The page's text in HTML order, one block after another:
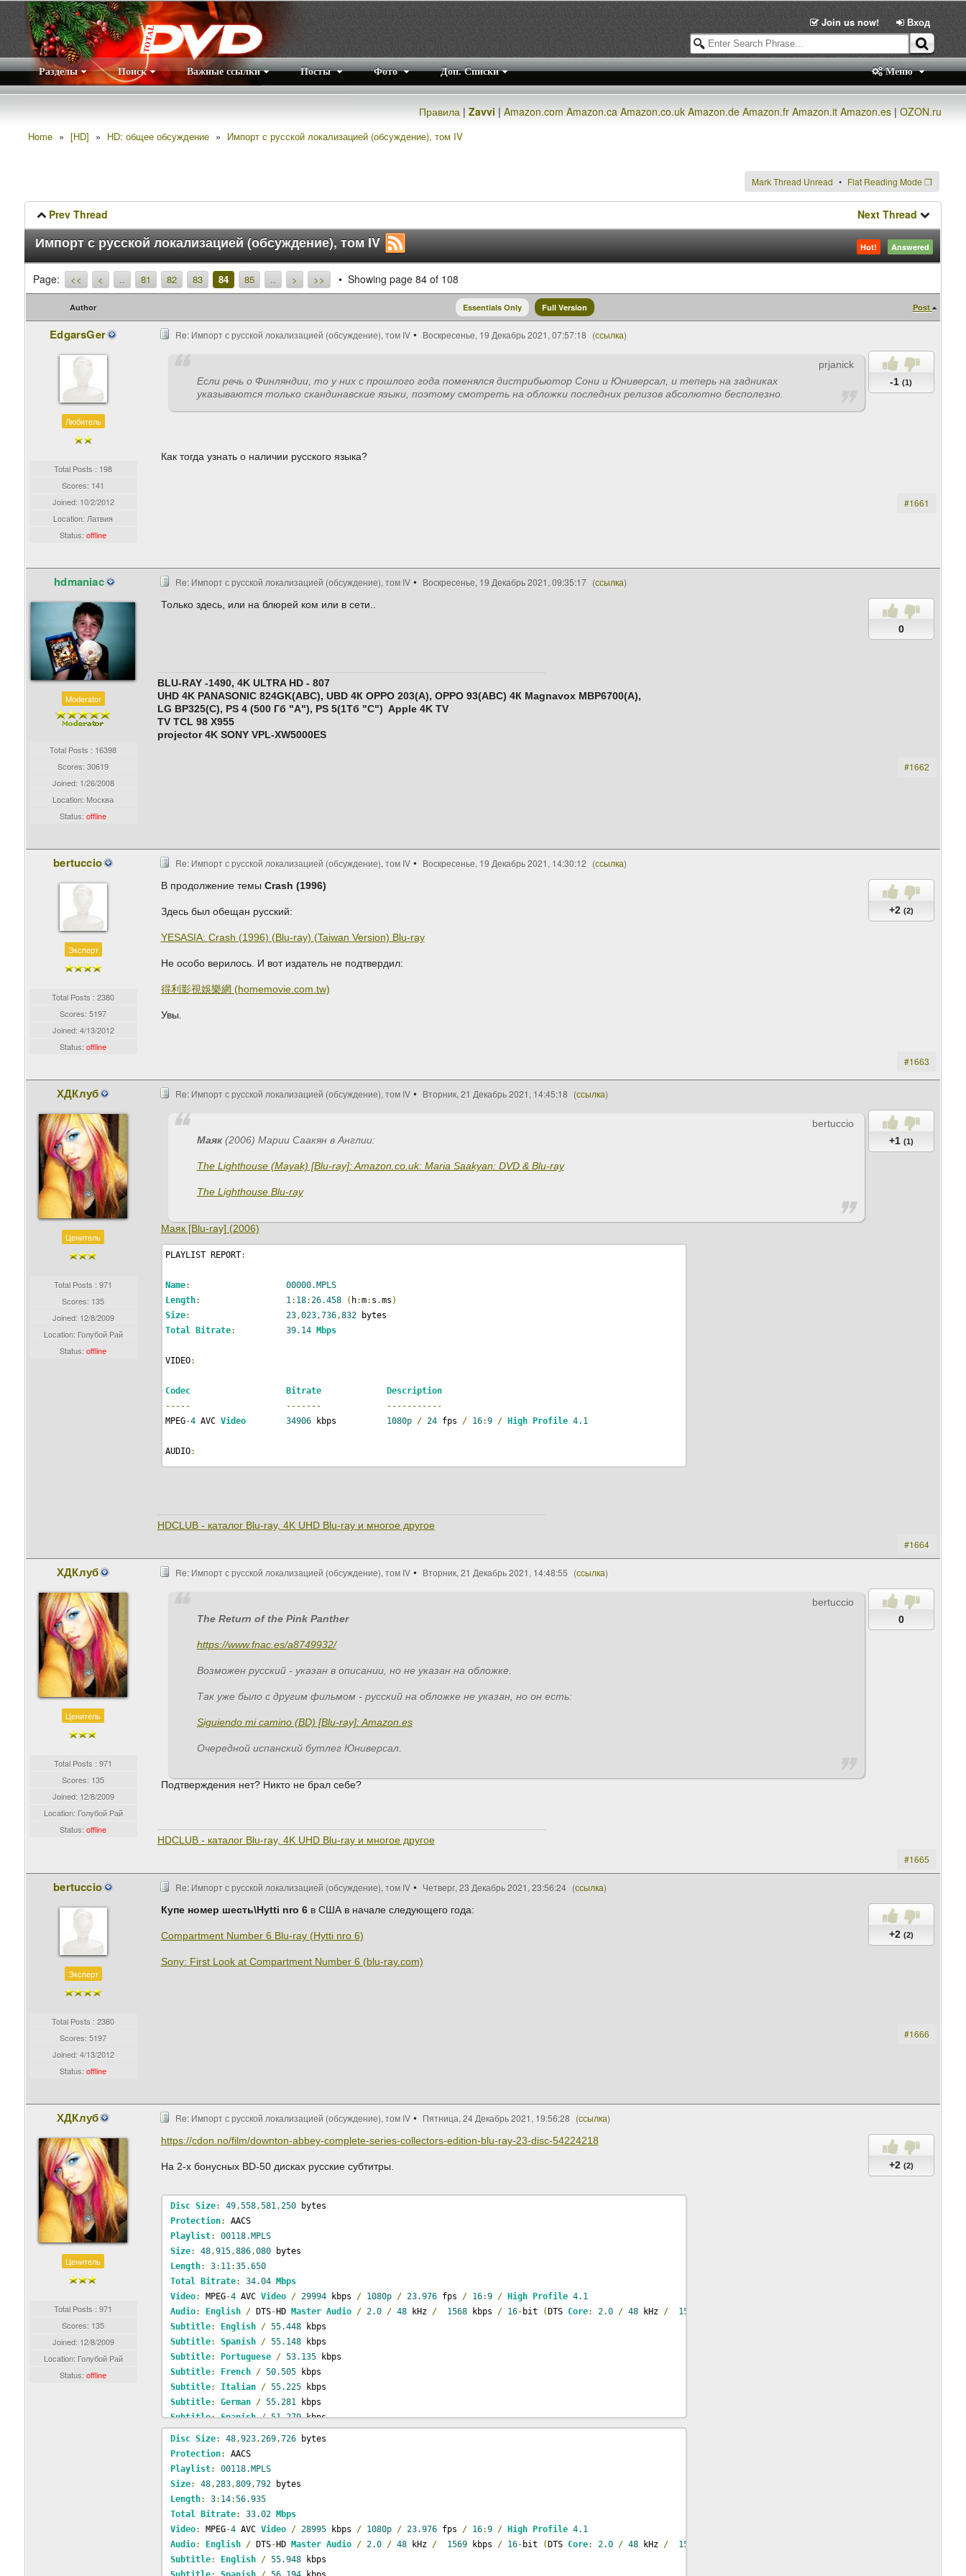
Join us now! Вход
Разделы Поиск Важные ссылки Посты Фото Доп. Списки Меню
Правила |Zavvi |Amazon.com Amazon.ca Amazon.co.uk Amazon.de Amazon.fr Amazon.it Amazon.es |OZON.ru
Home » [HD] » HD: общее обсуждение » Импорт с русской локализацией (обсуждение), том IV
Mark Thread Unread Flat Reading Mode❐
Prev Thread Next Thread
Answered
Hot!
Импорт с русской локализацией (обсуждение), том IV
Page: << < .. 81 82 83 84 85 .. > >> Showing page 84 of 108
Author Post
Essentials Only Full Version
EdgarsGer
Любитель
Total Posts : 198
Scores: 141
Joined: 10/2/2012
Location: Латвия
Status:offline
Re: Импорт с русской локализацией (обсуждение), том IV Воскресенье, 19 Декабрь 2021, 07:57:18 (ссылка)
-1(1)
prjanick
Если речь о Финляндии, то у них с прошлого года поменялся дистрибьютор Сони и Юниверсал, и теперь на задниках
указываются только скандинавские языки, поэтому смотреть на обложки последних релизов абсолютно бесполезно.
Как тогда узнать о наличии русского языка?
#1661
hdmaniac
Moderator
Total Posts : 16398
Scores: 30619
Joined: 1/26/2008
Location: Москва
Status:offline
Re: Импорт с русской локализацией (обсуждение), том IV Воскресенье, 19 Декабрь 2021, 09:35:17 (ссылка)
0
Только здесь, или на блюрей ком или в сети..
BLU-RAY -1490, 4K ULTRA HD - 807
UHD 4K PANASONIC 824GK(ABC), UBD 4К OPPO 203(A), ОPPO 93(ABC) 4К Magnavox MBP6700(А),
LG BP325(C), PS 4 (500 Гб "A"), PS 5(1Тб "С") Apple 4K TV
TV TCL 98 X955
projector 4K SONY VPL-XW5000ES
#1662
bertuccio
Эксперт
Total Posts : 2380
Scores: 5197
Joined: 4/13/2012
Status:offline
Re: Импорт с русской локализацией (обсуждение), том IV Воскресенье, 19 Декабрь 2021, 14:30:12 (ссылка)
+2 (2)
В продолжение темы Crash (1996)
Здесь был обещан русский:
YESASIA: Crash (1996) (Blu-ray) (Taiwan Version) Blu-ray
Не особо верилось. И вот издатель не подтвердил:
得利影視娛樂網 (homemovie.com.tw)
Увы.
#1663
ХДКлуб
Ценитель
Total Posts : 971
Scores: 135
Joined: 12/8/2009
Location: Голубой Рай
Status:offline
Re: Импорт с русской локализацией (обсуждение), том IV Вторник, 21 Декабрь 2021, 14:45:18 (ссылка)
+1 (1)
bertuccio
Маяк(2006) Марии Саакян в Англии:
The Lighthouse (Mayak) [Blu-ray]: Amazon.co.uk: Maria Saakyan: DVD & Blu-ray
The Lighthouse Blu-ray
Маяк [Blu-ray] (2006)
PLAYLIST REPORT:
Name:
00000.MPLS
Length: 1: 18:26.458 ( h:m: s .ms )
Size: 23,023,736,832 bytes
Total
Bitrate: 39.14 Mbps
VIDEO:
Codec Bitrate
Description
-----
-------
-----------
MPEG-4 AVC Video 34906 kbps 1080p / 24 fps / 16:9 / High Profile 4.1
AUDIO:
Codec Language Bitrate
Description
HDCLUB - каталог Blu-ray, 4K UHD Blu-ray и многое другое
#1664
ХДКлуб
Ценитель
Total Posts : 971
Scores: 135
Joined: 12/8/2009
Location: Голубой Рай
Status:offline
Re: Импорт с русской локализацией (обсуждение), том IV Вторник, 21 Декабрь 2021, 14:48:55 (ссылка)
0
bertuccio
The Return of the Pink Panther
https://www.fnac.es/a8749932/
Возможен русский - указан в описании, но не указан на обложке.
Так уже было с другим фильмом - русский на обложке не указан, но он есть:
Siguiendo mi camino (BD) [Blu-ray]: Amazon.es
Очередной испанский бутлег Юниверсал.
Подтверждения нет? Никто не брал себе?
HDCLUB - каталог Blu-ray, 4K UHD Blu-ray и многое другое
#1665
bertuccio
Эксперт
Total Posts : 2380
Scores: 5197
Joined: 4/13/2012
Status:offline
Re: Импорт с русской локализацией (обсуждение), том IV Четверг, 23 Декабрь 2021, 23:56:24 (ссылка)
+2 (2)
Купе номер шесть\Hytti nro 6 в США в начале следующего года:
Compartment Number 6 Blu-ray (Hytti nro 6)
Sony: First Look at Compartment Number 6 (blu-ray.com)
#1666
ХДКлуб
Ценитель
Total Posts : 971
Scores: 135
Joined: 12/8/2009
Location: Голубой Рай
Status:offline
Re: Импорт с русской локализацией (обсуждение), том IV Пятница, 24 Декабрь 2021, 19:56:28 (ссылка)
+2 (2)
https://cdon.no/film/downton-abbey-complete-series-collectors-edition-blu-ray-23-disc-54224218
На 2-х бонусных BD-50 дисках русские субтитры.
Disc Size: 49,558,581,250 bytes
Protection:
AACS
Playlist:
00118.MPLS
Size: 48,915,886,080 bytes
Length: 3: 11:35.650
Total
Bitrate: 34.04
Mbps
Video: MPEG-4 AVC Video / 29994 kbps / 1080p / 23.976 fps / 16:9 / High Profile 4.1
Audio: English / DTS- HD Master Audio / 2.0 / 48 kHz / 1568 kbps / 16- bit ( DTS Core: 2.0 / 48 kHz / 1509
Subtitle: English / 55.448 kbps
Subtitle: Spanish / 55.148 kbps
Subtitle: Portuguese / 53.135 kbps
Subtitle: French / 50.505 kbps
Subtitle: Italian / 55.225 kbps
Subtitle: German / 55.281 kbps
Subtitle: Spanish / 51.279 kbps
Subtitle
kbps
Subtitle
Subtitle
Subtitle
Subtitle
Subtitle
52.577
Subtitle
54.609
Disc Size: 48,923,269,726 bytes
Protection:
AACS
Playlist:
00118.MPLS
Size: 48,283,809,792 bytes
Length: 3: 14:56.935
Total
Bitrate: 33.02
Mbps
Video: MPEG-4 AVC Video / 28995 kbps / 1080p / 23.976 fps / 16:9 / High Profile 4.1
Audio: English / DTS- HD Master Audio / 2.0 / 48 kHz / 1569 kbps / 16- bit ( DTS Core: 2.0 / 48 kHz / 1509
Subtitle: English / 55.948 kbps